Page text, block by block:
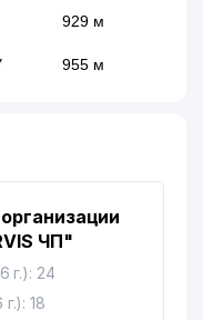
929 м
955 м
ЧП"
г.): 24
18